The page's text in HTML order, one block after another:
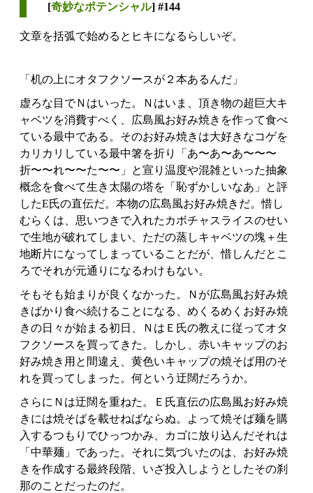
[奇妙なポテンシャル] #144
文章を括弧で始めるとヒキになるらしいぞ。
「机の上にオタフクソースが２本あるんだ」
虚ろな目でＮはいった。Ｎはいま、頂き物の超巨大キ
ャベツを消費すべく、広島風お好み焼きを作って食べ
ている最中である。そのお好み焼きは大好きなコゲを
カリカリしている最中箸を折り「あ〜あ〜あ〜〜〜
折〜〜れ〜〜た〜〜」と宣り温度や混雑といった抽象
概念を食べて生き太陽の塔を「恥ずかしいなあ」と評
したE氏の直伝だ。本物の広島風お好み焼きだ。惜し
むらくは、思いつきで入れたカボチャスライスのせい
で生地が破れてしまい、ただの蒸しキャベツの塊＋生
地断片になってしまっていることだが、惜しんだとこ
ろでそれが元通りになるわけもない。
そもそも始まりが良くなかった。Ｎが広島風お好み焼
きばかり食べ続けることになる、めくるめくお好み焼
きの日々が始まる初日、ＮはＥ氏の教えに従ってオタ
フクソースを買ってきた。しかし、赤いキャップのお
好み焼き用と間違え、黄色いキャップの焼そば用のそ
れを買ってしまった。何という迂闊だろうか。
さらにＮは迂闊を重ねた。Ｅ氏直伝の広島風お好み焼
きには焼そばを載せねばならぬ。よって焼そば麺を購
入するつもりでひっつかみ、カゴに放り込んだそれは
「中華麺」であった。それに気づいたのは、お好み焼
きを作成する最終段階、いざ投入しようとしたその刹
那のことだったのだ。